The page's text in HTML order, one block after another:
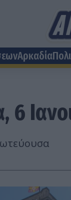
Αρκαδία
6